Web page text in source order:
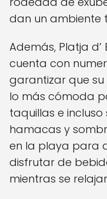
dan un ambiente
Además, Platja
cuenta con
garantizar que su
lo más cómoda
taquillas e
hamacas y
en la playa para
disfrutar de
mientras se